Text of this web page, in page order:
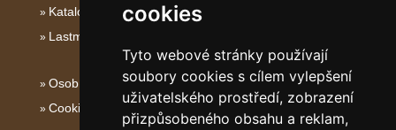
cookies
Tyto webové stránky používají
soubory cookies s cílem vylepšení
uživatelského prostředí, zobrazení
přizpůsobeného obsahu a reklam,
Katalog ubytování Dalmácie
Lastminute Dalmácie
Osobní údaje
Cookies